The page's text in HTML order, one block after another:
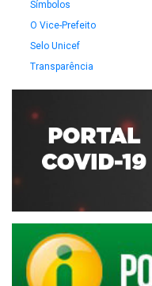
Símbolos
O Vice-Prefeito
Selo Unicef
Transparência